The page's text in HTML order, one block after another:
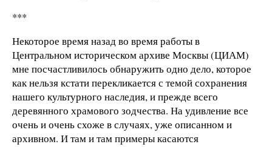
***
Некоторое время назад во время работы в
Центральном историческом архиве Москвы (ЦИАМ)
мне посчастливилось обнаружить одно дело, которое
как нельзя кстати перекликается с темой сохранения
нашего культурного наследия, и прежде всего
деревянного храмового зодчества. На удивление все
очень и очень схоже в случаях, уже описанном и
архивном. И там и там примеры касаются